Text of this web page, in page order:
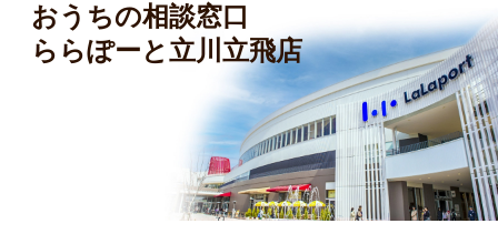
おうちの相談窓口
ららぽーと立川立飛店